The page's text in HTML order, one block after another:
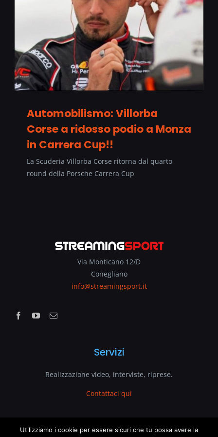
Automobilismo: Villorba
Corse a ridosso podio a Monza
in Carrera Cup!!
La Scuderia Villorba Corse ritorna dal quarto
round della Porsche Carrera Cup
Via Monticano 12/D
Conegliano
info@streamingsport.it
Servizi
Realizzazione video, interviste, riprese.
Contattaci qui
www.streamingsport.it
Utilizziamo i cookie per essere sicuri che tu possa avere la